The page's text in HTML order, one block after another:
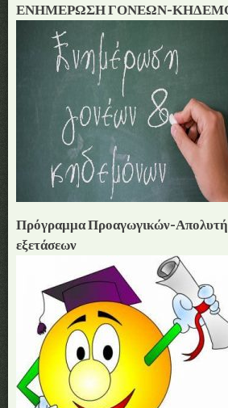
ΕΝΗΜΕΡΩΣΗ ΓΟΝΕΩΝ-
Πρόγραμμα Προαγωγικών-
εξετάσεων